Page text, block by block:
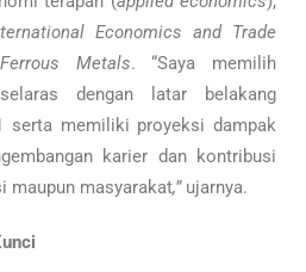
Economics and Trade
Ferrous Metals. “Saya memilih
dengan latar belakang
serta memiliki proyeksi dampak
karier dan kontribusi
maupun masyarakat,”ujarnya.